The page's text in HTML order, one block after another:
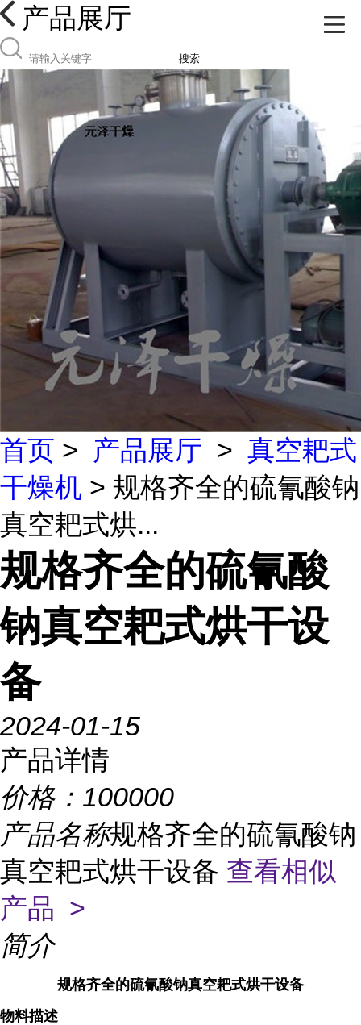
产品展厅
搜索
首页 > 产品展厅 > 真空耙式
干燥机 > 规格齐全的硫氰酸钠
真空耙式烘...
规格齐全的硫氰酸
钠真空耙式烘干设
备
2024-01-15
产品详情
价格： 100000
产品名称规格齐全的硫氰酸钠
真空耙式烘干设备 查看相似
产品 >
简介
规格齐全的硫氰酸钠真空耙式烘干设备
物料描述